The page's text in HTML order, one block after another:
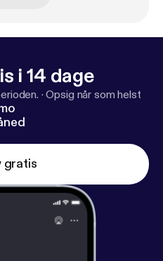
i 14 dage
·Opsig når som helst
gratis